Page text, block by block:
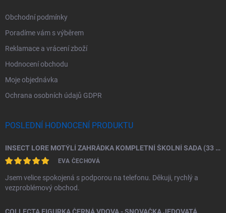
Obchodní podmínky
Poradíme vám s výběrem
Reklamace a vrácení zboží
Hodnocení obchodu
Moje objednávka
Ochrana osobních údajů GDPR
POSLEDNÍ HODNOCENÍ PRODUKTU
INSECT LORE MOTÝLÍ ZAHRÁDKA KOMPLETNÍ ŠKOLNÍ SADA (33 HOUSENEK)
EVA ČECHOVÁ
Jsem velice spokojená s podporou na telefonu. Děkuji, rychlý a
vezproblémový obchod.